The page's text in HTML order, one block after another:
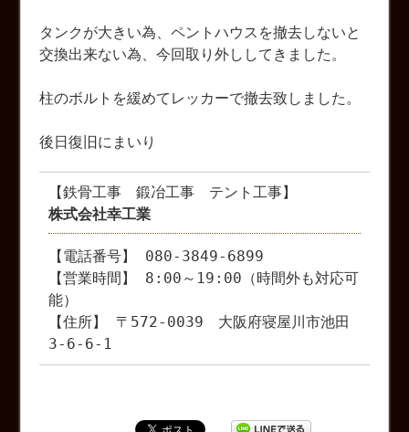
タンクが大きい為、ペントハウスを撤去しないと
交換出来ない為、今回取り外ししてきました。
柱のボルトを緩めてレッカーで撤去致しました。
後日復旧にまいり
【鉄骨工事 鍛冶工事 テント工事】
株式会社幸工業
【電話番号】 080-3849-6899
【営業時間】 8:00～19:00（時間外も対応可
能）
【住所】 〒572-0039 大阪府寝屋川市池田
3-6-6-1